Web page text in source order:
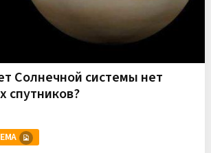
Солнечной системы нет
спутников?